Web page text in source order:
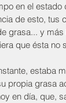
en el
de esto, tus
grasa... y
que ésta no
estaba
propia grasa
en día, que,